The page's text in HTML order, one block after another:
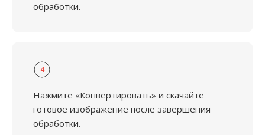
обработки.
4
Нажмите «Конвертировать» и скачайте
готовое изображение после завершения
обработки.